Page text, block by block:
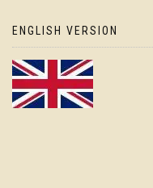
ENGLISH VERSION